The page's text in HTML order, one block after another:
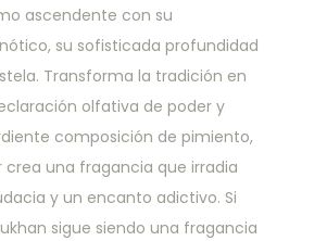
ascendente con su
su sofisticada profundidad
Transforma la tradición en
olfativa de poder y
composición de pimiento,
una fragancia que irradia
y un encanto adictivo. Si
sigue siendo una fragancia